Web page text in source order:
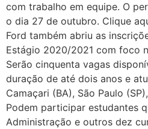
com trabalho em equipe. O
o dia 27 de outubro. Clique
Ford também abriu as
Estágio 2020/2021 com foco
Serão cinquenta vagas
duração de até dois anos e
Camaçari (BA), São Paulo
Podem participar estudantes
Administração e outros dez